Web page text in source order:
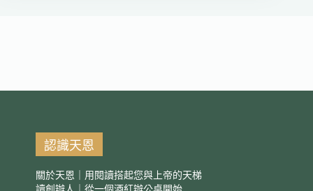
認識天恩
關於天恩｜用閱讀搭起您與上帝的天梯